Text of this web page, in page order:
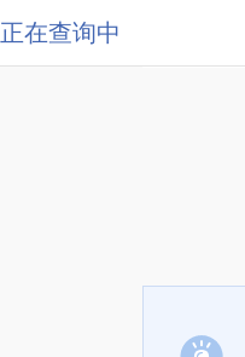
正在查询中